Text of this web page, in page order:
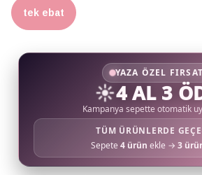
tek ebat
YAZA ÖZEL FIRSAT
☀️4 AL 3
Kampanya sepette otomatik
TÜM ÜRÜNLERDE
Sepete4 ürün ekle →3